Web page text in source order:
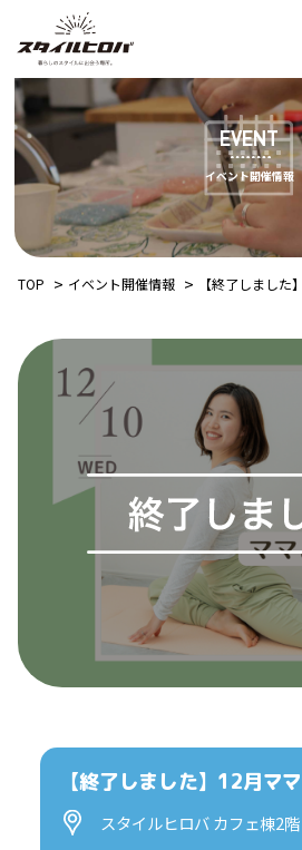
EVENT
イベント開催情報
TOP イベント開催情報 【終了しまし
【終了しました】12月マ
スタイルヒロバ カフェ棟2階